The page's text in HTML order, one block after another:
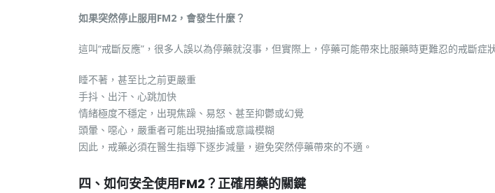
如果突然停止服用FM2，會發生什麼？
這叫“戒斷反應”，很多人誤以為停藥就沒事，但實際上，停藥可能帶來比服藥時更難忍的戒斷症
睡不著，甚至比之前更嚴重
手抖、出汗、心跳加快
情緒極度不穩定，出現焦躁、易怒、甚至抑鬱或幻覺
頭暈、噁心，嚴重者可能出現抽搐或意識模糊
因此，戒藥必須在醫生指導下逐步減量，避免突然停藥帶來的不適。
四、如何安全使用FM2？正確用藥的關鍵